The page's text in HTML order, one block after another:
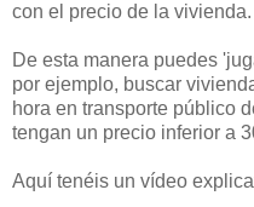
con el precio de la vivienda.
De esta manera puedes
por ejemplo, buscar
hora en transporte público
tengan un precio inferior a
Aquí tenéis un vídeo